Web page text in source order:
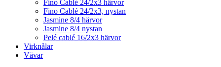
Fino Cablé 24/2x3 härvor
Fino Cablé 24/2x3, nystan
Jasmine 8/4 härvor
Jasmine 8/4 nystan
Pelé cablé 16/2x3 härvor
Virknålar
Vävar